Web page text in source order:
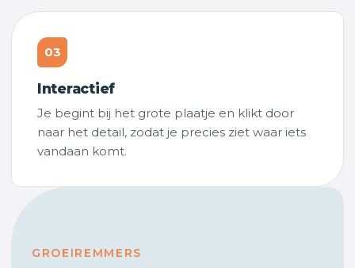
03
Interactief
Je begint bij het grote plaatje en klikt door
naar het detail, zodat je precies ziet waar iets
vandaan komt.
GROEIREMMERS